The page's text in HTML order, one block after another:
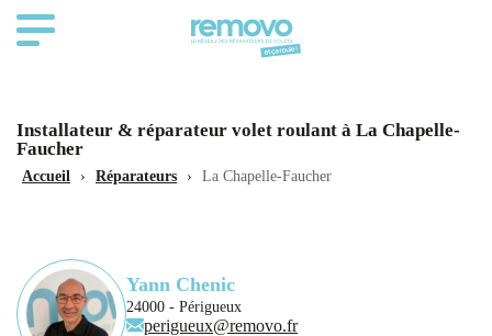
Installateur & réparateur volet roulant à La Chapelle-
Faucher
Accueil › Réparateurs › La Chapelle-Faucher
Yann Chenic
24000 - Périgueux
perigueux@removo.fr